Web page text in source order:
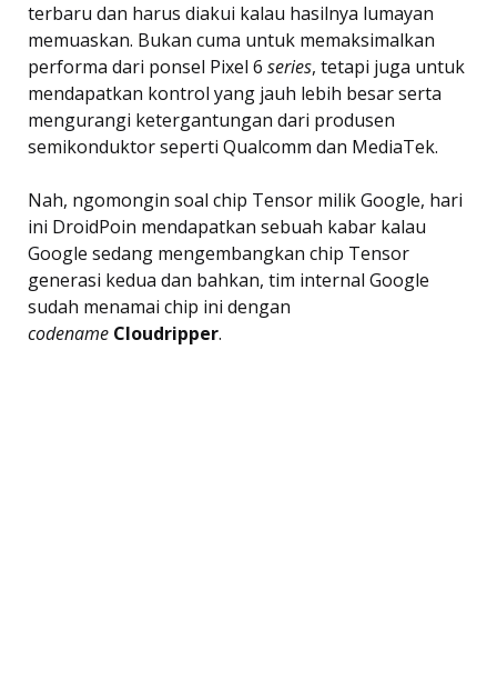
terbaru dan harus diakui kalau hasilnya lumayan
memuaskan. Bukan cuma untuk memaksimalkan
performa dari ponsel Pixel 6 series, tetapi juga untuk
mendapatkan kontrol yang jauh lebih besar serta
mengurangi ketergantungan dari produsen
semikonduktor seperti Qualcomm dan MediaTek.
Nah, ngomongin soal chip Tensor milik Google, hari
ini DroidPoin mendapatkan sebuah kabar kalau
Google sedang mengembangkan chip Tensor
generasi kedua dan bahkan, tim internal Google
sudah menamai chip ini dengan
codename Cloudripper.